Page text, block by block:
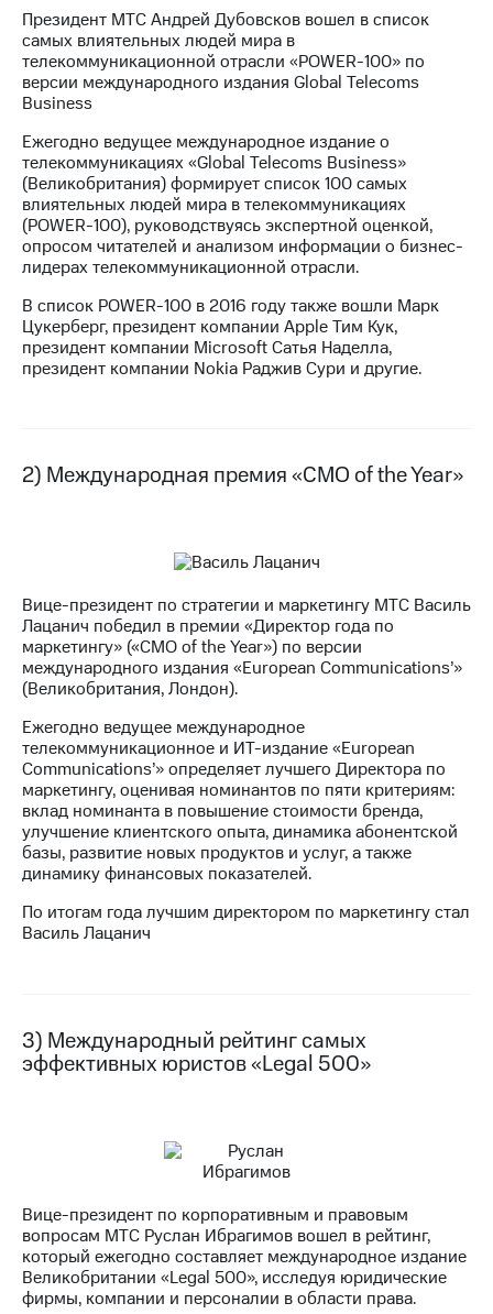
МТС
о технологиях
Достижения
Интервью
Финансовая
отчетность
Контакты
в
регионе
и акционерам
секретарь
акционерам
ПАО
"МТС"
Собрания
акционеров
Личный
акционера
Акционерный
капитал
Контроль
и
аудит
Рынок
акций
Описание
Программа
Дивиденды
Рынок
Еврооблигации-2023
Уведомление
погашении
именных
облигаций
Другое
Президент МТС Андрей Дубовсков вошел в список
самых влиятельных людей мира в
телекоммуникационной отрасли «POWER-100» по
версии международного издания Global Telecoms
Business
Ежегодно ведущее международное издание о
телекоммуникациях «Global Telecoms Business»
(Великобритания) формирует список 100 самых
влиятельных людей мира в телекоммуникациях
(POWER-100), руководствуясь экспертной оценкой,
опросом читателей и анализом информации о бизнес-
лидерах телекоммуникационной отрасли.
В список POWER-100 в 2016 году также вошли Марк
Цукерберг, президент компании Apple Тим Кук,
президент компании Microsoft Сатья Наделла,
президент компании Nokia Раджив Сури и другие.
2) Международная премия «CMO of the Year»
Вице-президент по стратегии и маркетингу МТС Василь
Лацанич победил в премии «Директор года по
маркетингу» («CMO of the Year») по версии
международного издания «European Communications’»
(Великобритания, Лондон).
Ежегодно ведущее международное
телекоммуникационное и ИТ-издание «European
Communications’» определяет лучшего Директора по
маркетингу, оценивая номинантов по пяти критериям:
вклад номинанта в повышение стоимости бренда,
улучшение клиентского опыта, динамика абонентской
базы, развитие новых продуктов и услуг, а также
динамику финансовых показателей.
По итогам года лучшим директором по маркетингу стал
Василь Лацанич
3) Международный рейтинг самых
эффективных юристов «Legal 500»
Вице-президент по корпоративным и правовым
вопросам МТС Руслан Ибрагимов вошел в рейтинг,
который ежегодно составляет международное издание
Великобритании «Legal 500», исследуя юридические
фирмы, компании и персоналии в области права.